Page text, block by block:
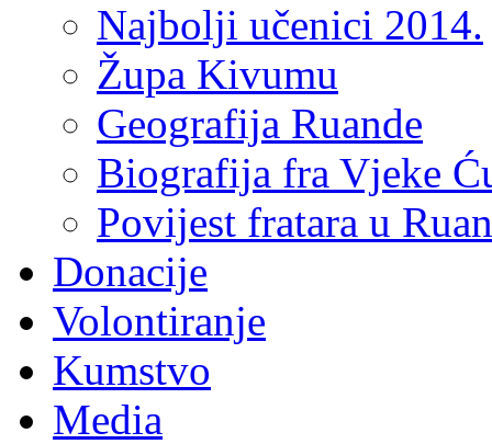
Najbolji učenici 2014.
Župa Kivumu
Geografija Ruande
Biografija fra Vjeke
Povijest fratara u
Donacije
Volontiranje
Kumstvo
Media